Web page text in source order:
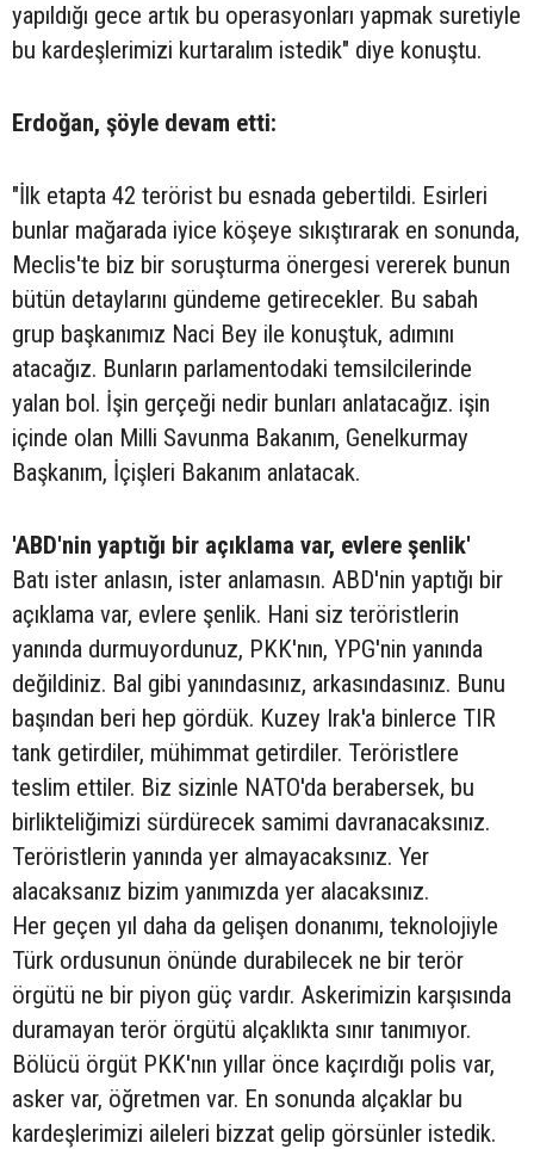
yapıldığı gece artık bu operasyonları yapmak suretiyle
bu kardeşlerimizi kurtaralım istedik" diye konuştu.
Erdoğan, şöyle devam etti:
"İlk etapta 42 terörist bu esnada gebertildi. Esirleri
bunlar mağarada iyice köşeye sıkıştırarak en sonunda,
Meclis'te biz bir soruşturma önergesi vererek bunun
bütün detaylarını gündeme getirecekler. Bu sabah
grup başkanımız Naci Bey ile konuştuk, adımını
atacağız. Bunların parlamentodaki temsilcilerinde
yalan bol. İşin gerçeği nedir bunları anlatacağız. işin
içinde olan Milli Savunma Bakanım, Genelkurmay
Başkanım, İçişleri Bakanım anlatacak.
'ABD'nin yaptığı bir açıklama var, evlere şenlik'
Batı ister anlasın, ister anlamasın. ABD'nin yaptığı bir
açıklama var, evlere şenlik. Hani siz teröristlerin
yanında durmuyordunuz, PKK'nın, YPG'nin yanında
değildiniz. Bal gibi yanındasınız, arkasındasınız. Bunu
başından beri hep gördük. Kuzey Irak'a binlerce TIR
tank getirdiler, mühimmat getirdiler. Teröristlere
teslim ettiler. Biz sizinle NATO'da berabersek, bu
birlikteliğimizi sürdürecek samimi davranacaksınız.
Teröristlerin yanında yer almayacaksınız. Yer
alacaksanız bizim yanımızda yer alacaksınız.
Her geçen yıl daha da gelişen donanımı, teknolojiyle
Türk ordusunun önünde durabilecek ne bir terör
örgütü ne bir piyon güç vardır. Askerimizin karşısında
duramayan terör örgütü alçaklıkta sınır tanımıyor.
Bölücü örgüt PKK'nın yıllar önce kaçırdığı polis var,
asker var, öğretmen var. En sonunda alçaklar bu
kardeşlerimizi aileleri bizzat gelip görsünler istedik.